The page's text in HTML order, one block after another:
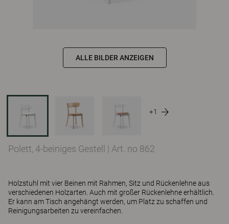
ALLE BILDER ANZEIGEN
+1
Polett, 4-beiniges Gestell | Art. no 862
Holzstuhl mit vier Beinen mit Rahmen, Sitz und Rückenlehne aus
verschiedenen Holzarten. Auch mit großer Rückenlehne erhältlich.
Er kann am Tisch angehängt werden, um Platz zu schaffen und
Reinigungsarbeiten zu vereinfachen.